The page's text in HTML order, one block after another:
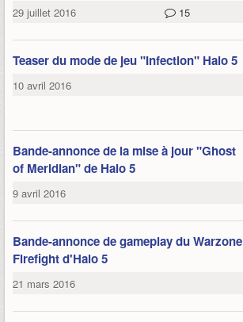
29 juillet 2016 15
Teaser du mode de jeu "Infection" Halo 5
10 avril 2016
Bande-annonce de la mise à jour "Ghost
of Meridian" de Halo 5
9 avril 2016
Bande-annonce de gameplay du Warzone
Firefight d'Halo 5
21 mars 2016